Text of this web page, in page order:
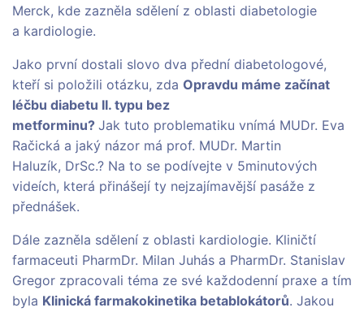
Merck, kde zazněla sdělení z oblasti diabetologie
a kardiologie.
Jako první dostali slovo dva přední diabetologové,
kteří si položili otázku, zda Opravdu máme začínat
léčbu diabetu II. typu bez
metforminu? Jak tuto problematiku vnímá MUDr. Eva
Račická a jaký názor má prof. MUDr. Martin
Haluzík, DrSc.? Na to se podívejte v 5minutových
videích, která přinášejí ty nejzajímavější pasáže z
přednášek.
Dále zazněla sdělení z oblasti kardiologie. Kliničtí
farmaceuti PharmDr. Milan Juhás a PharmDr. Stanislav
Gregor zpracovali téma ze své každodenní praxe a tím
byla Klinická farmakokinetika betablokátorů. Jakou